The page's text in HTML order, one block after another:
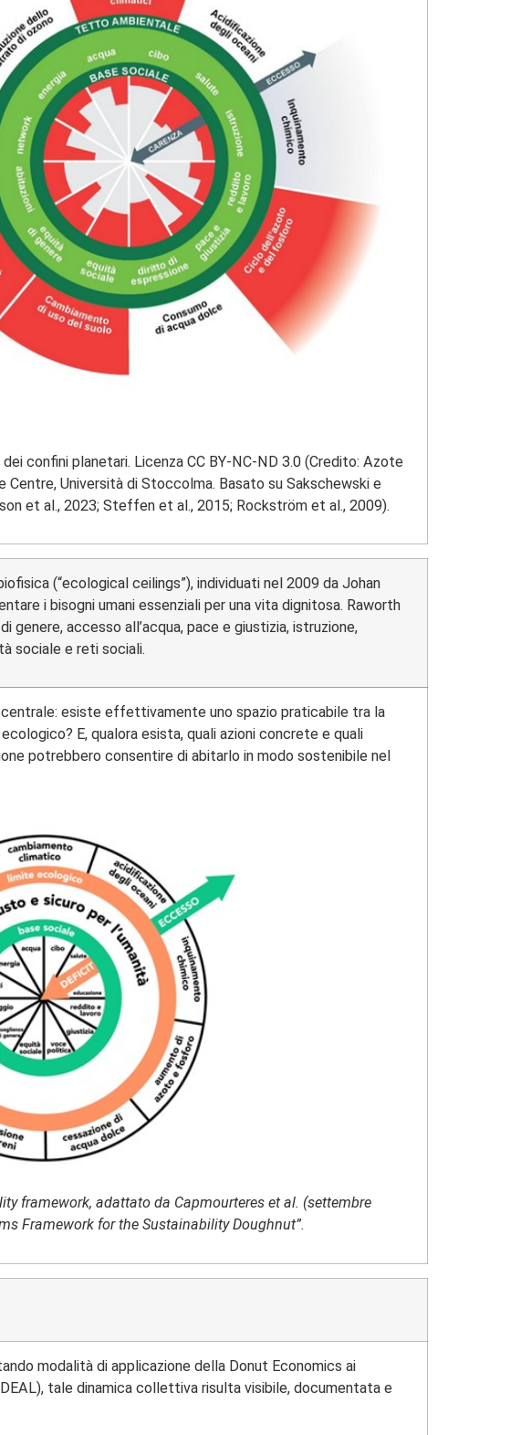
confini planetari. Licenza CC BY-NC-ND 3.0 (Credito: Azote
Centre, Università di Stoccolma. Basato su Sakschewski e
et al., 2023; Steffen et al., 2015; Rockström et al., 2009).
(“ecological ceilings”), individuati nel 2009 da Johan
i bisogni umani essenziali per una vita dignitosa. Raworth
genere, accesso all’acqua, pace e giustizia, istruzione,
sociale e reti sociali.
centrale: esiste effettivamente uno spazio praticabile tra la
E, qualora esista, quali azioni concrete e quali
potrebbero consentire di abitarlo in modo sostenibile nel
framework, adattato da Capmourteres et al. (settembre
Framework for the Sustainability Doughnut”.
modalità di applicazione della Donut Economics ai
tale dinamica collettiva risulta visibile, documentata e